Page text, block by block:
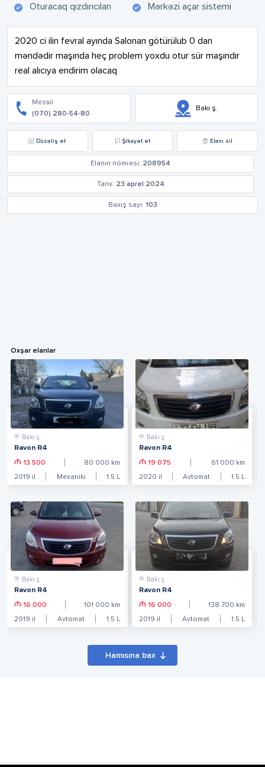
Oturacaq qızdırıcıları Mərkəzi açar sistemi
2020 ci ilin fevral ayında Salonan götürülub 0 dan
məndədir maşında heç problem yoxdu otur sür maşındır
real alıcıya endirim olacaq
Mezail
(070) 280-54-80
Bakı ş.
Düzəliş et Şikayət et Elanı sil
Elanın nömrəsi: 208954
Tarix: 23 aprel 2024
Baxış sayı: 103
Oxşar elanlar
Bakı ş.
Ravon R4
13 500 80 000 km
2019 il Mexaniki 1.5 L
Bakı ş.
Ravon R4
19 075 61 000 km
2020 il Avtomat 1.5 L
Bakı ş.
Ravon R4
16 000 101 000 km
2019 il Avtomat 1.5 L
Bakı ş.
Ravon R4
16 000 138 700 km
2019 il Avtomat 1.5 L
Hamısına bax